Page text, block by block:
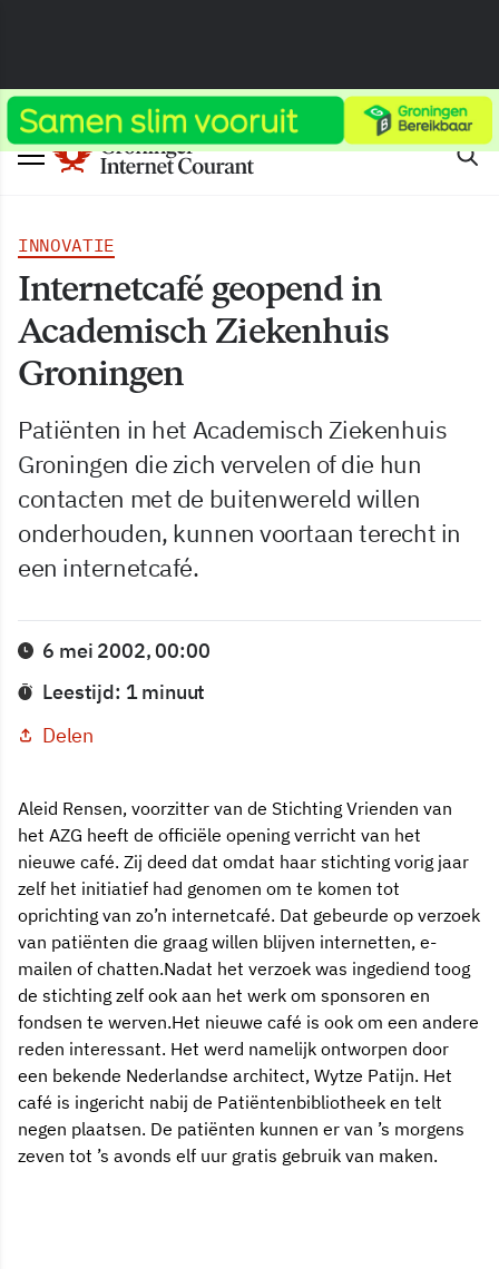
INNOVATIE
Internetcafé geopend in
Academisch Ziekenhuis
Groningen
Patiënten in het Academisch Ziekenhuis
Groningen die zich vervelen of die hun
contacten met de buitenwereld willen
onderhouden, kunnen voortaan terecht in
een internetcafé.
6 mei 2002, 00:00
Leestijd: 1 minuut
Delen
Aleid Rensen, voorzitter van de Stichting Vrienden van
het AZG heeft de officiële opening verricht van het
nieuwe café. Zij deed dat omdat haar stichting vorig jaar
zelf het initiatief had genomen om te komen tot
oprichting van zo’n internetcafé. Dat gebeurde op verzoek
van patiënten die graag willen blijven internetten, e-
mailen of chatten.Nadat het verzoek was ingediend toog
de stichting zelf ook aan het werk om sponsoren en
fondsen te werven.Het nieuwe café is ook om een andere
reden interessant. Het werd namelijk ontworpen door
een bekende Nederlandse architect, Wytze Patijn. Het
café is ingericht nabij de Patiëntenbibliotheek en telt
negen plaatsen. De patiënten kunnen er van ’s morgens
zeven tot ’s avonds elf uur gratis gebruik van maken.